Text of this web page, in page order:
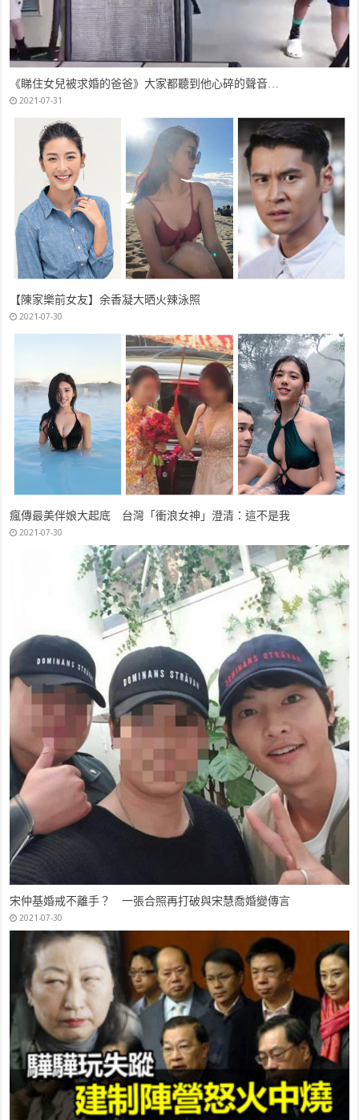
《睇住女兒被求婚的爸爸》大家都聽到他心碎的聲音…
2021-07-31
【陳家樂前女友】余香凝大晒火辣泳照
2021-07-30
瘋傳最美伴娘大起底 台灣「衝浪女神」澄清：這不是我
2021-07-30
宋仲基婚戒不離手？ 一張合照再打破與宋慧喬婚變傳言
2021-07-30